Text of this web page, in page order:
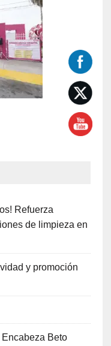
Refuerza
de limpieza en
y promoción
Encabeza Beto